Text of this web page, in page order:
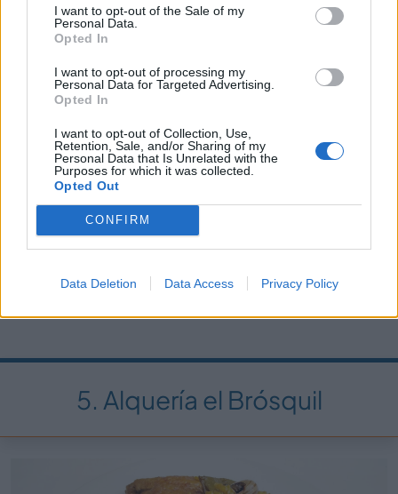
I want to opt-out of the Sale of my
Personal Data.
Opted In
I want to opt-out of processing my
Personal Data for Targeted Advertising.
Opted In
I want to opt-out of Collection, Use,
Retention, Sale, and/or Sharing of my
Personal Data that Is Unrelated with the
Purposes for which it was collected.
Opted Out
CONFIRM
Data Deletion Data Access Privacy Policy
El restaurante
se trata de un proyecto
familiar fundado el 1982 y conducido actualmente
por el chef,Raúl Magraner, al que le definen la
historia, cercanía y pasión por sus platos. Se
encuentra en el parque nacional El Palmar. Su cocina
está basada en lagastronomía tradicional
valenciana done también tiene su lugar la
innovación,ya que adaptan la riqueza de la tradición
a nuevos formatos. En 2018 fue elegida en 2018
como la mejor paella del mundo.
Ubicación:Carrer de Cabdet, 41, 46012 València,
Valencia
5. Alquería el Brósquil